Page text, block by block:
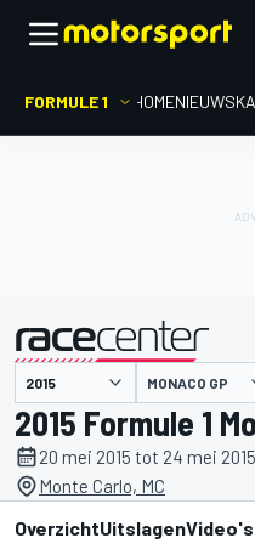
FORMULE 1 HOMENIEUWS
gepresenteerd door MONACO GP
2015 Formule 1
20 mei 2015 tot 24 mei 2015
Monte Carlo, MC
OverzichtUitslagenVideo's